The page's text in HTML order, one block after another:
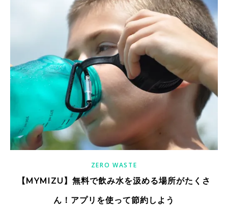
ZERO WASTE
【MYMIZU】無料で飲み水を汲める場所がたくさ
ん！アプリを使って節約しよう